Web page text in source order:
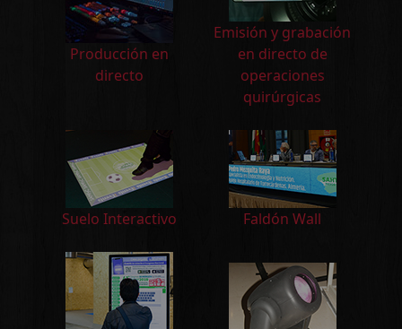
Producción en
directo
Emisión y grabación
en directo de
operaciones
quirúrgicas
Suelo Interactivo Faldón Wall